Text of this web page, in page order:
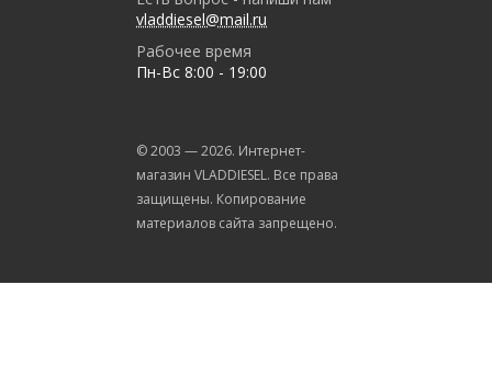
vladdiesel@mail.ru
Рабочее время
Пн-Вс 8:00 - 19:00
© 2003 —2026. Интернет-
магазин VLADDIESEL. Все права
защищены. Копирование
материалов сайта запрещено.